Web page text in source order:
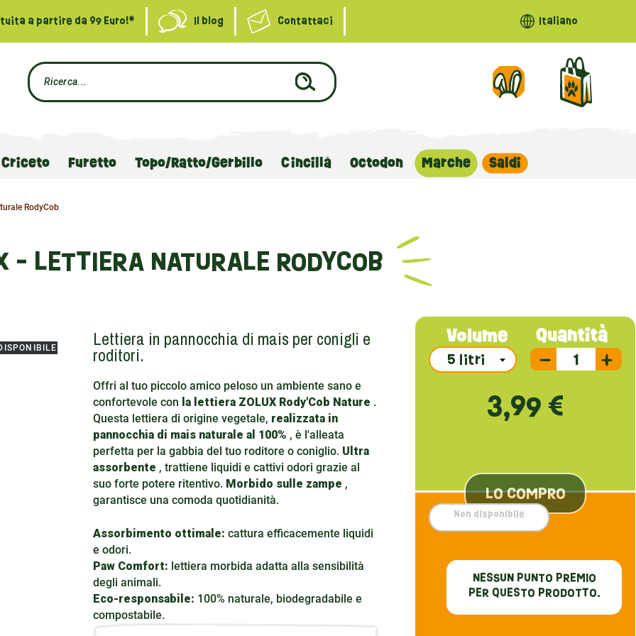
a partire da 99 Euro!* Il blog Contattaci Italiano
Criceto Furetto Topo/Ratto/Gerbillo Cincillà Octodon Marche Saldi
RodyCob
- LETTIERA NATURALE RODYCOB
Quantità
Volume
3,99 €
NESSUN PUNTO PREMIO
PER QUESTO PRODOTTO.
LO COMPRO
Non disponibile
Lettiera in pannocchia di mais per conigli e
roditori.
Offri al tuo piccolo amico peloso un ambiente sano e
confortevole con la lettiera ZOLUX Rody'Cob Nature .
Questa lettiera di origine vegetale, realizzata in
pannocchia di mais naturale al 100% , è l'alleata
perfetta per la gabbia del tuo roditore o coniglio. Ultra
assorbente , trattiene liquidi e cattivi odori grazie al
suo forte potere ritentivo. Morbido sulle zampe ,
garantisce una comoda quotidianità.
Assorbimento ottimale: cattura efficacemente liquidi
e odori.
Paw Comfort: lettiera morbida adatta alla sensibilità
degli animali.
Eco-responsabile: 100% naturale, biodegradabile e
compostabile.